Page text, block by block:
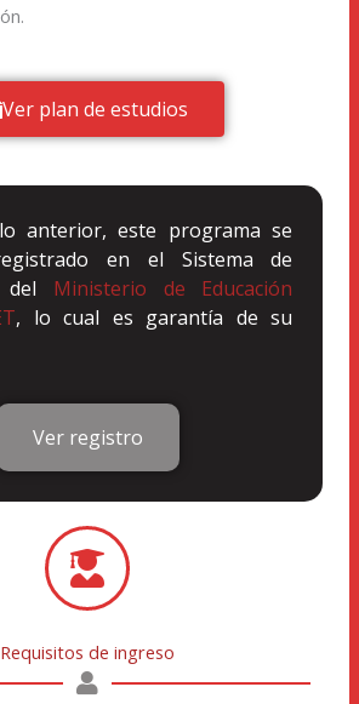
Ver plan de estudios
anterior, este programa se
en el Sistema de
del Ministerio de Educación
, lo cual es garantía de su
Ver registro
Requisitos de ingreso